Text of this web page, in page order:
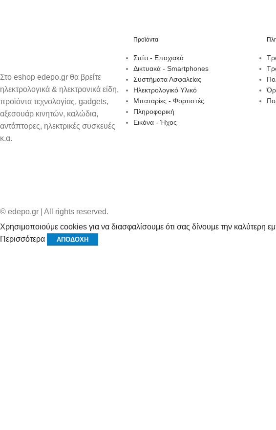
Στο eshop edepo.gr θα βρείτε
ηλεκτρολογικά & ηλεκτρονικά είδη,
προϊόντα τεχνολογίας, gadgets,
αξεσουάρ κινητών, καλώδια,
αντάπτορες, ηλεκτρικές συσκευές
κ.α.
Προϊόντα
Σπίτι - Εποχιακά
Δικτυακά - Smartphones
Συστήματα Ασφαλείας
Ηλεκτρολογικό Υλικό
Μπαταρίες - Φορτιστές
Πληροφορική
Εικόνα - Ήχος
© edepo.gr | All rights reserved.
Χρησιμοποιούμε cookies για να διασφαλίσουμε ότι σας δίνουμε την καλύτερη
Περισσότερα
ΑΠΟΔΟΧΉ